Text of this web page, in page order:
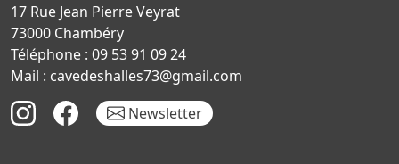
17 Rue Jean Pierre Veyrat
73000 Chambéry
Téléphone : 09 53 91 09 24
Mail : cavedeshalles73@gmail.com
Newsletter